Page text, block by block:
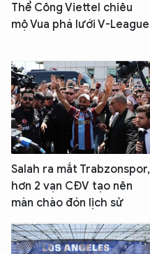
Thể Công Viettel chiêu
mộ Vua phá lưới V-League
Salah ra mắt Trabzonspor,
hơn 2 vạn CĐV tạo nên
màn chào đón lịch sử